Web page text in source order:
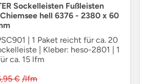
Sockelleisten Fußleisten
hell 6376 - 2380 x 60
| 1 Paket reicht für ca. 20
| Kleber: heso-2801 | 1
ca. 15 lfm
€ /lfm